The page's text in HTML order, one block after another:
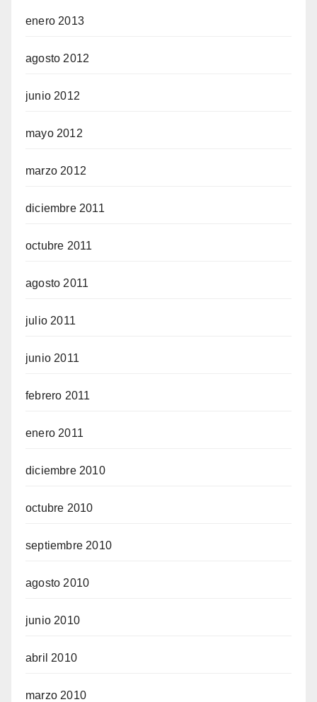
enero 2013
agosto 2012
junio 2012
mayo 2012
marzo 2012
diciembre 2011
octubre 2011
agosto 2011
julio 2011
junio 2011
febrero 2011
enero 2011
diciembre 2010
octubre 2010
septiembre 2010
agosto 2010
junio 2010
abril 2010
marzo 2010